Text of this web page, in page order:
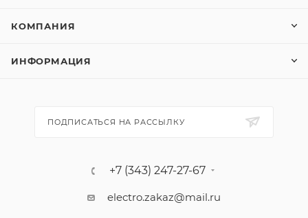
КОМПАНИЯ
ИНФОРМАЦИЯ
ПОДПИСАТЬСЯ НА РАССЫЛКУ
+7 (343) 247-27-67
electro.zakaz@mail.ru